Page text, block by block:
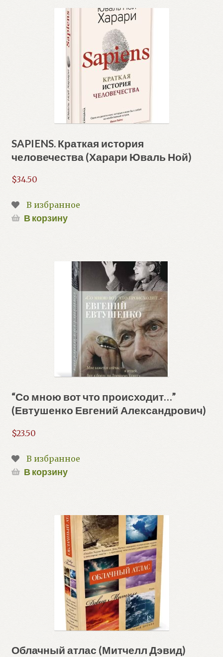
SAPIENS. Краткая история
человечества (Харари Юваль Ной)
$34.50
В избранное
В корзину
“Со мною вот что происходит…”
(Евтушенко Евгений Александрович)
$23.50
В избранное
В корзину
Облачный атлас (Митчелл Дэвид)